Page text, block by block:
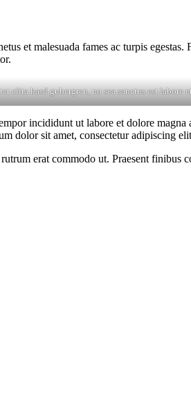
et malesuada fames ac turpis
clita kasd gubergren, no sea sanctus est labore
incididunt ut labore et dolore
dolor sit amet, consectetur adipiscing
erat commodo ut. Praesent finibus